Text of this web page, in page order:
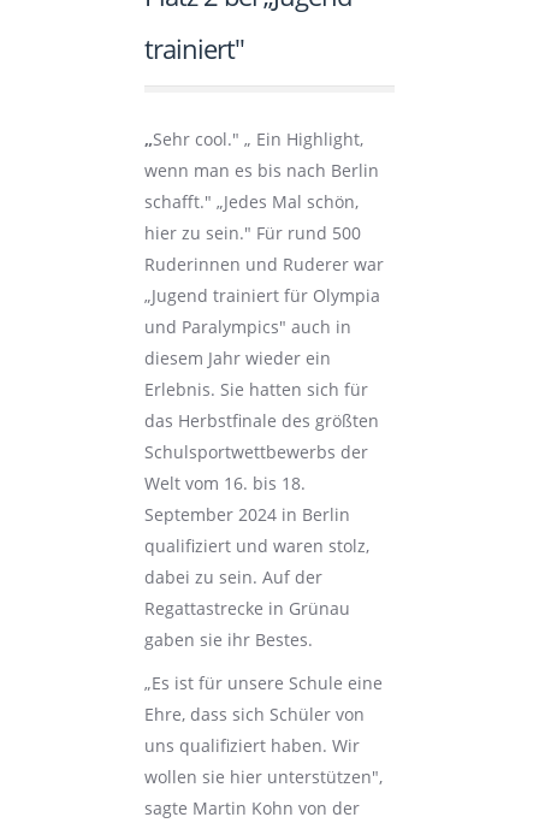
trainiert"
„Sehr cool." „ Ein Highlight,
wenn man es bis nach Berlin
schafft." „Jedes Mal schön,
hier zu sein." Für rund 500
Ruderinnen und Ruderer war
„Jugend trainiert für Olympia
und Paralympics" auch in
diesem Jahr wieder ein
Erlebnis. Sie hatten sich für
das Herbstfinale des größten
Schulsportwettbewerbs der
Welt vom 16. bis 18.
September 2024 in Berlin
qualifiziert und waren stolz,
dabei zu sein. Auf der
Regattastrecke in Grünau
gaben sie ihr Bestes.
„Es ist für unsere Schule eine
Ehre, dass sich Schüler von
uns qualifiziert haben. Wir
wollen sie hier unterstützen",
sagte Martin Kohn von der